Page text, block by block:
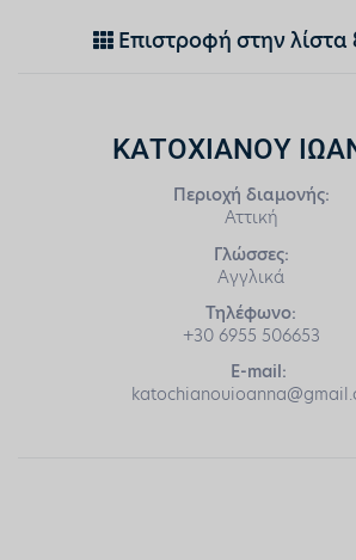
Επιστροφή στην
ΚΑΤΟΧΙΑΝΟΥ
Περιοχή διαμονής:
Αττική
Γλώσσες:
Αγγλικά
Τηλέφωνο:
+30 6955 506653
E-mail: